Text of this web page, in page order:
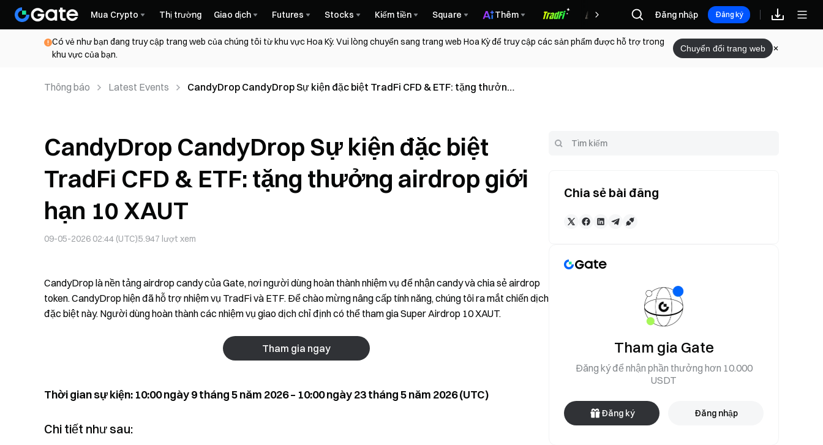
Mua Crypto Thị trường Giao dịch Futures Stocks Kiếm tiền Square Thêm Phần thưởngĐăng nhập Đăng ký
Có vẻ như bạn đang truy cập trang web của chúng tôi từ khu vực Hoa Kỳ. Vui lòng chuyển sang trang web Hoa Kỳ để truy cập các sản phẩm được hỗ trợ trong
khu vực của bạn.
Chuyển đổi trang web
Thông báo Latest Events
CandyDrop CandyDrop Sự kiện đặc biệt TradFi CFD & ETF: tặng thưởng
CandyDrop CandyDrop Sự kiện đặc biệt
TradFi CFD & ETF: tặng thưởng airdrop giới
hạn 10 XAUT
09-05-2026 02:44 (UTC)5.947 lượt xem
CandyDrop là nền tảng airdrop candy của Gate, nơi người dùng hoàn thành nhiệm vụ để nhận candy và chia sẻ airdrop
token. CandyDrop hiện đã hỗ trợ nhiệm vụ TradFi và ETF. Để chào mừng nâng cấp tính năng, chúng tôi ra mắt chiến dịch
đặc biệt này. Người dùng hoàn thành các nhiệm vụ giao dịch chỉ định có thể tham gia Super Airdrop 10 XAUT.
Tham gia ngay
Thời gian sự kiện: 10:00 ngày 9 tháng 5 năm 2026 – 10:00 ngày 23 tháng 5 năm 2026 (UTC)
Chi tiết như sau:
Chia sẻ bài đăng
Tham gia Gate
Đăng ký để nhận phần thưởng hơn 10.000
USDT
Đăng ký Đăng nhập